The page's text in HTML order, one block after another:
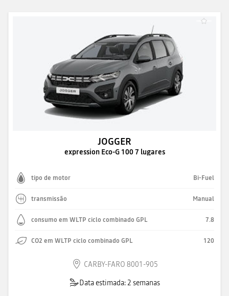
JOGGER
expression Eco-G 100 7 lugares
tipo de motor Bi-Fuel
transmissão Manual
consumo em WLTP ciclo combinado GPL 7.8
CO2 em WLTP ciclo combinado GPL 120
CARBY-FARO 8001-905
Data estimada: 2 semanas